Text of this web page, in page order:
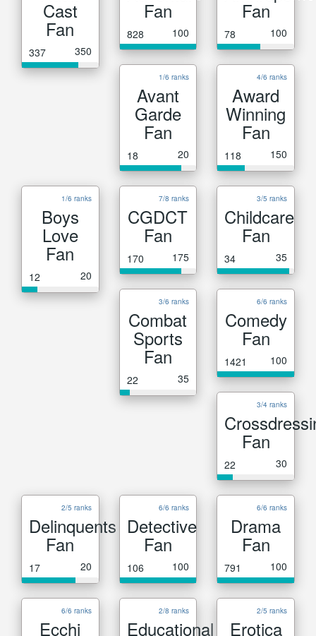
Cast
Fan
337 350
Fan
828 100
Fan
78 100
1/6 ranks
Avant
Garde
Fan
18 20
4/6 ranks
Award
Winning
Fan
118 150
1/6 ranks
Boys
Love
Fan
12 20
7/8 ranks
CGDCT
Fan
170 175
3/5 ranks
Childcare
Fan
34 35
3/6 ranks
Combat
Sports
Fan
22 35
6/6 ranks
Comedy
Fan
1421 100
3/4 ranks
Fan
22 30
2/5 ranks
Delinquents
Fan
17 20
6/6 ranks
Detective
Fan
106 100
6/6 ranks
Drama
Fan
791 100
6/6 ranks
Ecchi
2/8 ranks
Educational
2/5 ranks
Erotica